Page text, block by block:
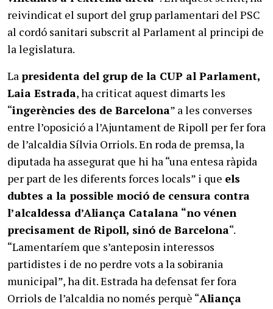
reivindicat el suport del grup parlamentari del PSC
al cordó sanitari subscrit al Parlament al principi de
la legislatura.
La presidenta del grup de la CUP al Parlament,
Laia Estrada, ha criticat aquest dimarts les
“ingerències des de Barcelona” a les converses
entre l’oposició a l’Ajuntament de Ripoll per fer fora
de l’alcaldia Sílvia Orriols. En roda de premsa, la
diputada ha assegurat que hi ha “una entesa ràpida
per part de les diferents forces locals” i que els
dubtes a la possible moció de censura contra
l’alcaldessa d’Aliança Catalana “no vénen
precisament de Ripoll, sinó de Barcelona“.
“Lamentaríem que s’anteposin interessos
partidistes i de no perdre vots a la sobirania
municipal”, ha dit. Estrada ha defensat fer fora
Orriols de l’alcaldia no només perquè “Aliança